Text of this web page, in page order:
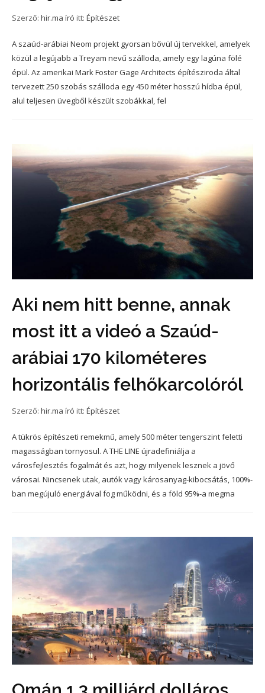
Szerző: hir.ma író itt: Építészet
A szaúd-arábiai Neom projekt gyorsan bővül új tervekkel, amelyek
közül a legújabb a Treyam nevű szálloda, amely egy lagúna fölé
épül. Az amerikai Mark Foster Gage Architects építésziroda által
tervezett 250 szobás szálloda egy 450 méter hosszú hídba épül,
alul teljesen üvegből készült szobákkal, fel
Aki nem hitt benne, annak
most itt a videó a Szaúd-
arábiai 170 kilométeres
horizontális felhőkarcolóról
Szerző: hir.ma író itt: Építészet
A tükrös építészeti remekmű, amely 500 méter tengerszint feletti
magasságban tornyosul. A THE LINE újradefiniálja a
városfejlesztés fogalmát és azt, hogy milyenek lesznek a jövő
városai. Nincsenek utak, autók vagy károsanyag-kibocsátás, 100%-
ban megújuló energiával fog működni, és a föld 95%-a megma